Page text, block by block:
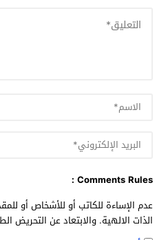
Comments Rules :
عدم الإساءة للكاتب أو للأشخاص أو
الذات الالهية. والابتعاد عن التحريض